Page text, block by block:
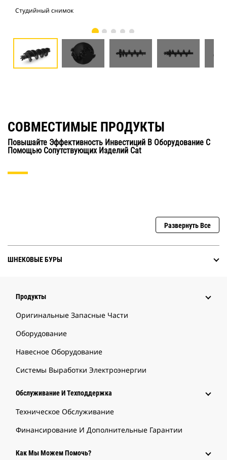
Студийный снимок
СОВМЕСТИМЫЕ ПРОДУКТЫ
Повышайте Эффективность Инвестиций В Оборудование С
Помощью Сопутствующих Изделий Cat
Развернуть Все
ШНЕКОВЫЕ БУРЫ
Продукты
Оригинальные Запасные Части
Оборудование
Навесное Оборудование
Системы Выработки Электроэнергии
Обслуживание И Техподдержка
Техническое Обслуживание
Финансирование И Дополнительные Гарантии
Как Мы Можем Помочь?